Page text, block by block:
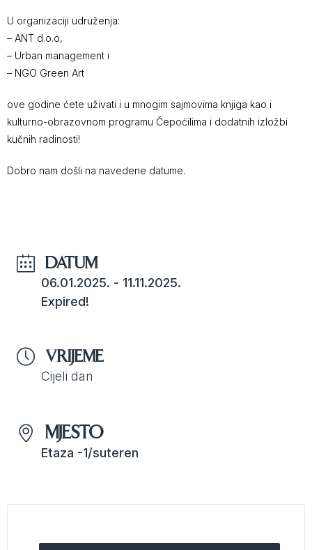
U organizaciji udruženja:
– ANT d.o.o,
– Urban management i
– NGO Green Art
ove godine ćete uživati i u mnogim sajmovima knjiga kao i
kulturno-obrazovnom programu Čepoćilima i dodatnih izložbi
kučnih radinosti!
Dobro nam došli na navedene datume.
DATUM
06.01.2025. - 11.11.2025.
Expired!
VRIJEME
Cijeli dan
MJESTO
Etaza -1/suteren